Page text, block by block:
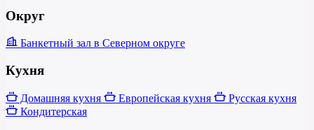
Округ
Банкетный зал в Северном округе
Кухня
Домашняя кухня Европейская кухня
Русская кухня
Кондитерская